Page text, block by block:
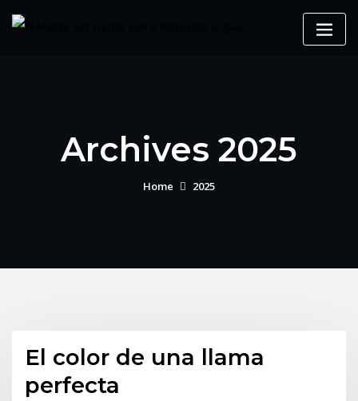
Archives 2025
Home 2025
El color de una llama
perfecta